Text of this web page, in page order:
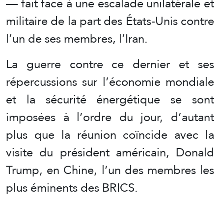
militaire de la part des États-Unis contre
l’un de ses membres, l’Iran.
La guerre contre ce dernier et ses
répercussions sur l’économie mondiale
et la sécurité énergétique se sont
imposées à l’ordre du jour, d’autant
plus que la réunion coïncide avec la
visite du président américain, Donald
Trump, en Chine, l’un des membres les
plus éminents des BRICS.